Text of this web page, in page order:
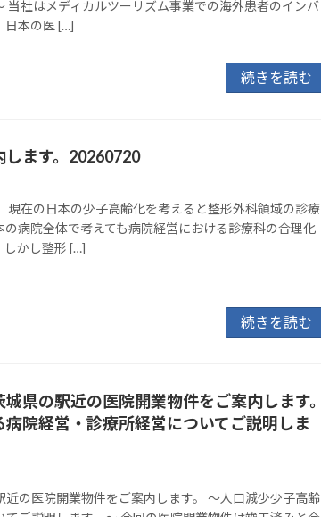
当社はメディカルツーリズム事業での海外患者のインバ
日本の医 […]
続きを読む
ます。20260720
現在の日本の少子高齢化を考えると整形外科領域の診療
病院全体で考えても病院経営における診療科の合理化
しかし整形 […]
続きを読む
県の駅近の医院開業物件をご案内します。
院経営・診療所経営についてご説明しま
の医院開業物件をご案内します。 ～人口減少少子高齢